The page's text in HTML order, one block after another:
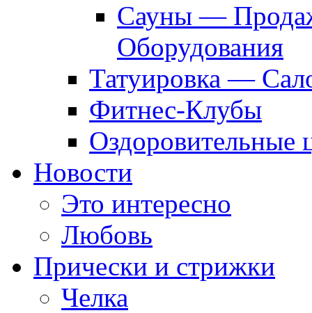
Сауны —
Оборудования
Татуировка —
Фитнес-Клубы
Оздоровительные
Новости
Это интересно
Любовь
Прически и стрижки
Челка